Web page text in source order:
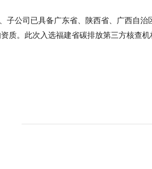
公司已具备广东省、陕西省、广西自治
质。此次入选福建省碳排放第三方核查